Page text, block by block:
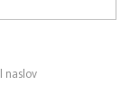
naslov